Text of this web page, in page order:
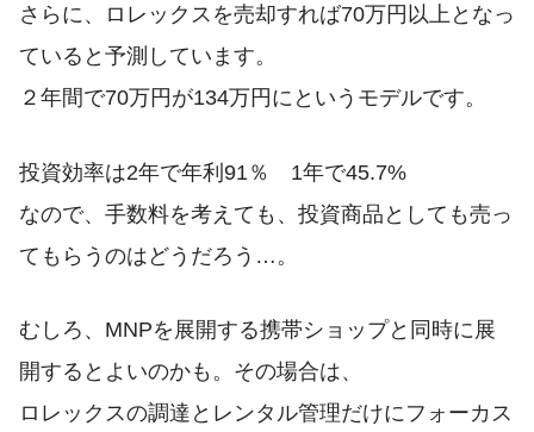
さらに、ロレックスを売却すれば70万円以上となっ
ていると予測しています。
２年間で70万円が134万円にというモデルです。
投資効率は2年で年利91％ 1年で45.7%
なので、手数料を考えても、投資商品としても売っ
てもらうのはどうだろう…。
むしろ、MNPを展開する携帯ショップと同時に展
開するとよいのかも。その場合は、
ロレックスの調達とレンタル管理だけにフォーカス